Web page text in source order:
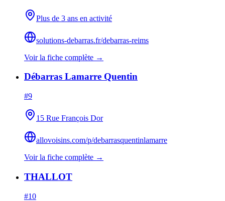
Plus de 3 ans en activité
solutions-debarras.fr/debarras-reims
Voir la fiche complète →
Débarras Lamarre Quentin
#9
15 Rue François Dor
allovoisins.com/p/debarrasquentinlamarre
Voir la fiche complète →
THALLOT
#10